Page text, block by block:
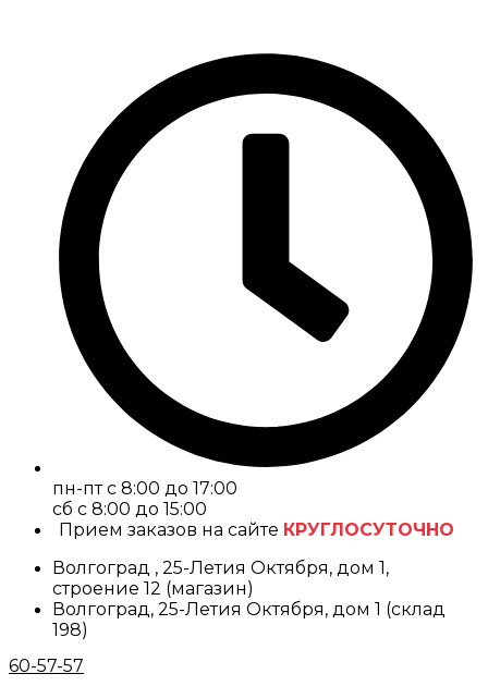
пн-пт с 8:00 до 17:00
cб с 8:00 до 15:00
Прием заказов на сайте КРУГЛОСУТОЧНО
Волгоград , 25-Летия Октября, дом 1,
строение 12 (магазин)
Волгоград, 25-Летия Октября, дом 1 (склад
198)
60-57-57